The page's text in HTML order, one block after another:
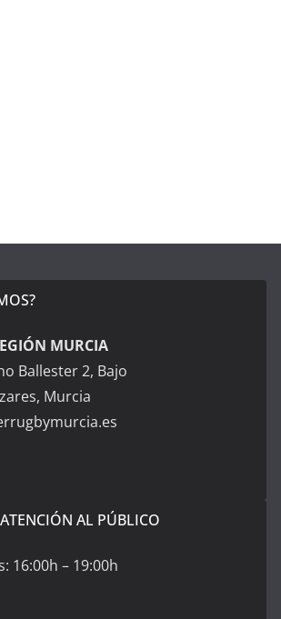
MURCIA
Ballester 2, Bajo
Murcia
AL PÚBLICO
16:00h – 19:00h